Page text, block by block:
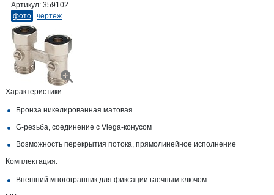
Артикул: 359102
фото
чертеж
Характеристики:
Бронза никелированная матовая
G-резьба, соединение с Viega-конусом
Возможность перекрытия потока, прямолинейное исполнение
Комплектация:
Внешний многогранник для фиксации гаечным ключом